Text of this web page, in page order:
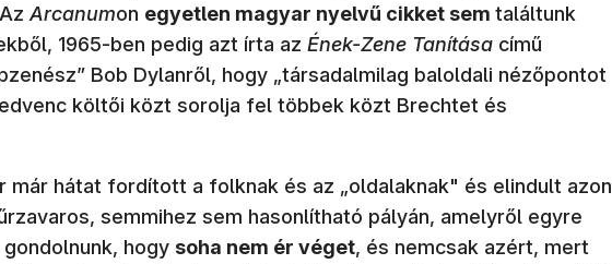
Arcanumon egyetlen magyar nyelvű cikket sem találtunk
1965-ben pedig azt írta az Ének-Zene Tanítása című
Bob Dylanről, hogy „társadalmilag baloldali nézőpontot
költői közt sorolja fel többek közt Brechtet és
már hátat fordított a folknak és az „oldalaknak" és elindult azon
semmihez sem hasonlítható pályán, amelyről egyre
hogy soha nem ér véget, és nemcsak azért, mert